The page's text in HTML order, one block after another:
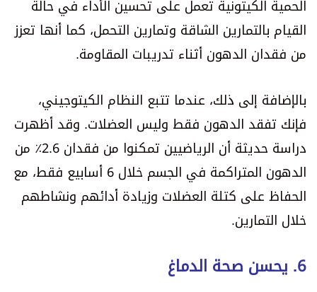
الحمية الكيتونية تعمل على تحسين الأداء في حالة
القيام بالتمارين الشاقة وتمارين التحمل، كما أنها تعزز
من فقدان الدهون أثناء تدريبات المقاومة.
بالإضافة إلى ذلك، عندما تتبع النظام الكيتوجيني،
فإنك تفقد الدهون فقط وليس العضلات. وقد أظهرت
دراسة حديثة أن الرياضيين تمكنوا من فقدان 2.6٪ من
الدهون المتراكمة في الجسم خلال 6 أسابيع فقط، مع
الحفاظ على كتلة العضلات وزيادة أدائهم ونشاطهم
خلال التمارين.
6. يحسن صحة الدماغ